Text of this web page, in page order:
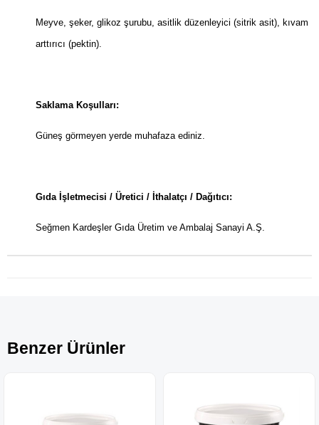
Meyve, şeker, glikoz şurubu, asitlik düzenleyici (sitrik asit), kıvam
arttırıcı (pektin).
Saklama Koşulları:
Güneş görmeyen yerde muhafaza ediniz.
Gıda İşletmecisi / Üretici / İthalatçı / Dağıtıcı:
Seğmen Kardeşler Gıda Üretim ve Ambalaj Sanayi A.Ş.
Benzer Ürünler